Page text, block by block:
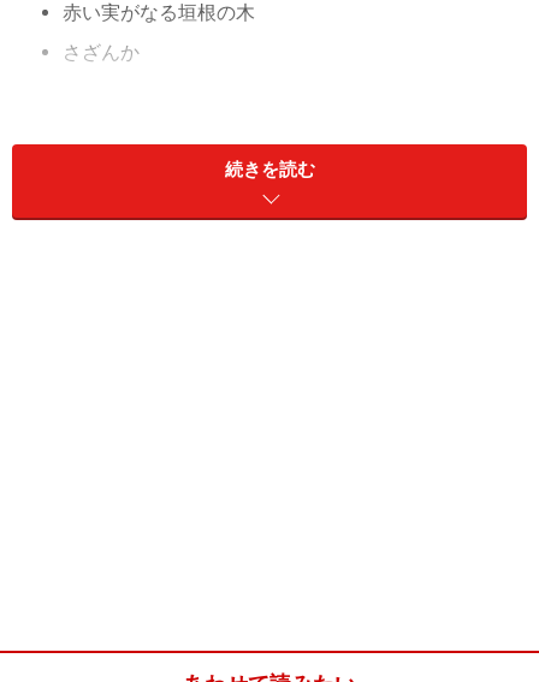
赤い実がなる垣根の木
さざんか
い。
【編集部おすすめの購入サイト】
続きを読む